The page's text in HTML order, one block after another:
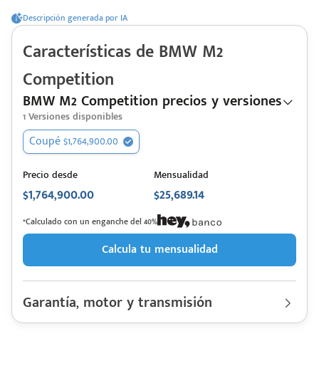
Descripción generada por IA
Características de BMW M2
Competition
BMW M2 Competition precios y versiones
1Versiones disponibles
Coupé $1,764,900.00
Precio desde
$1,764,900.00
Mensualidad
$25,689.14
*Calculado con un enganche del 40%
Calcula tu mensualidad
Garantía, motor y transmisión